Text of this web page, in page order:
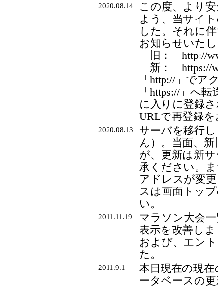
2020.08.14
この度、より
よう、当サイ
した。それに
お知らせいた
旧： http://
新： https://
「http://」でア
「https://」へ
に入りに登録
URLで再登録
2020.08.13
サーバを移行
ん）。当面、
が、更新は新
承ください。
アドレスが変
スは画面トッ
い。
2011.11.19
マラソン大会
表示を改善し
および、エン
た。
2011.9.1
本日現在の現在
ータベースの